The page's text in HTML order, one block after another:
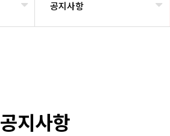
공지사항
공지사항